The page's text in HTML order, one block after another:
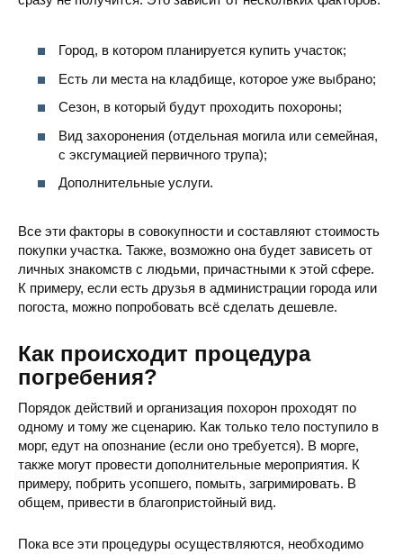
Город, в котором планируется купить участок;
Есть ли места на кладбище, которое уже выбрано;
Сезон, в который будут проходить похороны;
Вид захоронения (отдельная могила или семейная,
с эксгумацией первичного трупа);
Дополнительные услуги.
Все эти факторы в совокупности и составляют стоимость
покупки участка. Также, возможно она будет зависеть от
личных знакомств с людьми, причастными к этой сфере.
К примеру, если есть друзья в администрации города или
погоста, можно попробовать всё сделать дешевле.
Как происходит процедура
погребения?
Порядок действий и организация похорон проходят по
одному и тому же сценарию. Как только тело поступило в
морг, едут на опознание (если оно требуется). В морге,
также могут провести дополнительные мероприятия. К
примеру, побрить усопшего, помыть, загримировать. В
общем, привести в благопристойный вид.
Пока все эти процедуры осуществляются, необходимо